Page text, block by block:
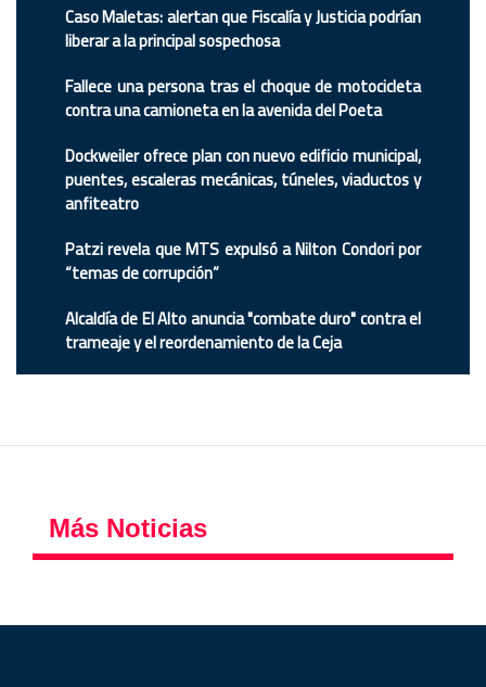
Caso Maletas: alertan que Fiscalía y Justicia podrían
liberar a la principal sospechosa
Fallece una persona tras el choque de motocicleta
contra una camioneta en la avenida del Poeta
Dockweiler ofrece plan con nuevo edificio municipal,
puentes, escaleras mecánicas, túneles, viaductos y
anfiteatro
Patzi revela que MTS expulsó a Nilton Condori por
“temas de corrupción”
Alcaldía de El Alto anuncia "combate duro" contra el
trameaje y el reordenamiento de la Ceja
Más Noticias